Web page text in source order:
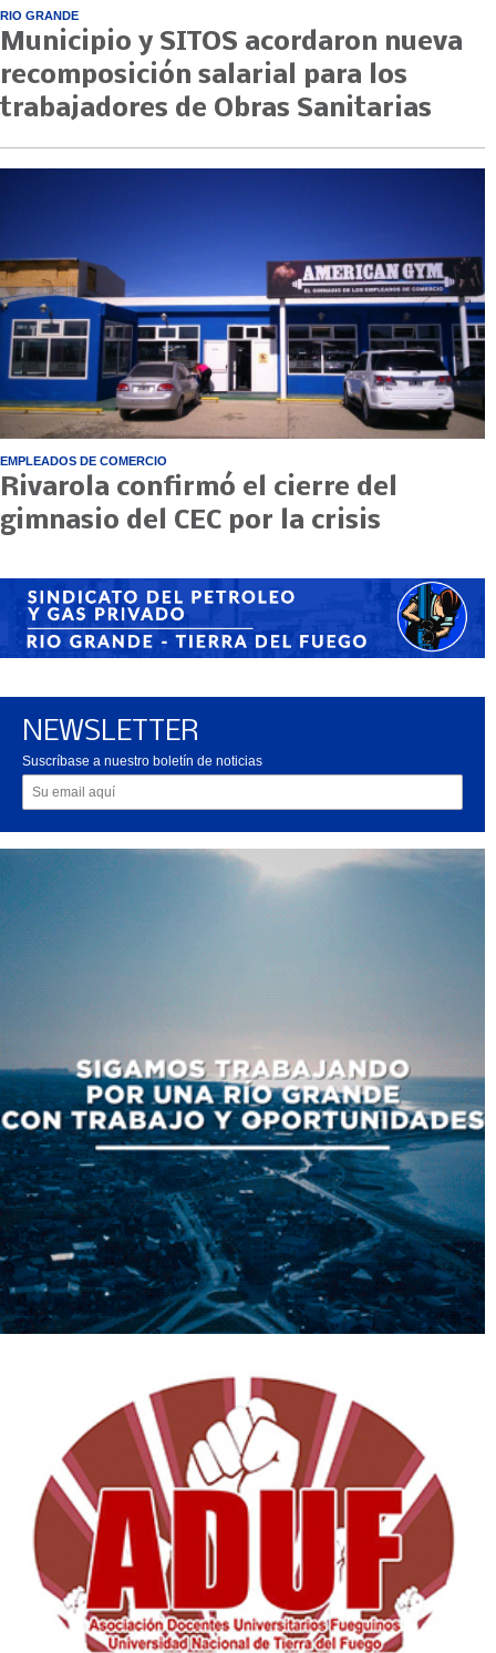
RIO GRANDE
Municipio y SITOS acordaron nueva
recomposición salarial para los
trabajadores de Obras Sanitarias
EMPLEADOS DE COMERCIO
Rivarola confirmó el cierre del
gimnasio del CEC por la crisis
NEWSLETTER
Suscríbase a nuestro boletín de noticias